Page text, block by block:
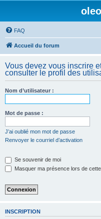
FAQ
Accueil du forum
Vous devez vous inscrire
consulter le profil des
Nom d’utilisateur :
Mot de passe :
J’ai oublié mon mot de passe
Renvoyer le courriel d’activation
Se souvenir de moi
Masquer ma présence lors de
INSCRIPTION